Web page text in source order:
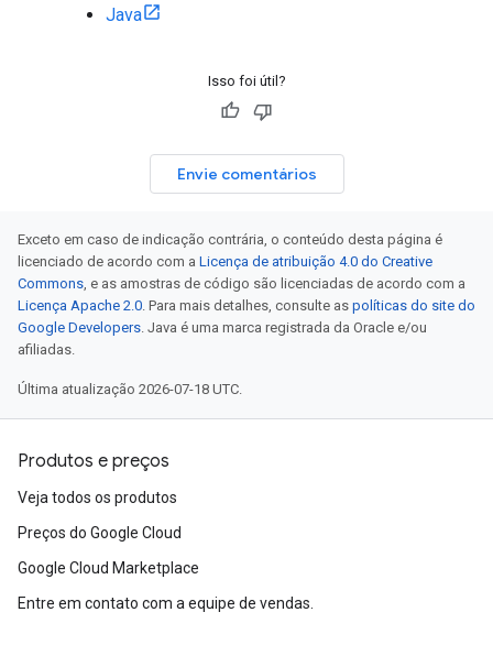
Java
Isso foi útil?
Envie comentários
Exceto em caso de indicação contrária, o conteúdo desta página é
licenciado de acordo com a Licença de atribuição 4.0 do Creative
Commons , e as amostras de código são licenciadas de acordo com a
Licença Apache 2.0 . Para mais detalhes, consulte as políticas do site do
Google Developers . Java é uma marca registrada da Oracle e/ou
afiliadas.
Última atualização 2026-07-18 UTC.
Produtos e preços
Veja todos os produtos
Preços do Google Cloud
Google Cloud Marketplace
Entre em contato com a equipe de vendas.